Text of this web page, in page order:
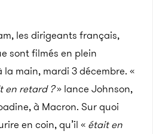
les dirigeants français,
sont filmés en plein
main, mardi 3 décembre. «
en retard ?» lance Johnson,
à Macron. Sur quoi
en coin, qu’il « était en